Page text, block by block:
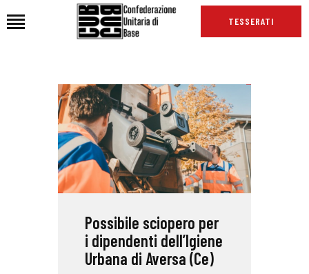
TESSERATI
HOME
CHI SIAMO
SEDI
NEWS
PODCAST CUB
INTERNAZIONALE
RASSEGNA STAMPA
Possibile sciopero per
i dipendenti dell’Igiene
Urbana di Aversa (Ce)